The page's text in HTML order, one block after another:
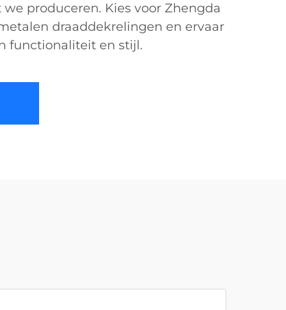
produceren. Kies voor Zhengda
draaddekrelingen en ervaar
functionaliteit en stijl.